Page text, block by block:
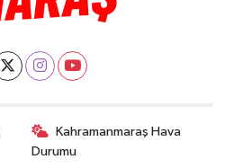
Kahramanmaraş Hava
Durumu